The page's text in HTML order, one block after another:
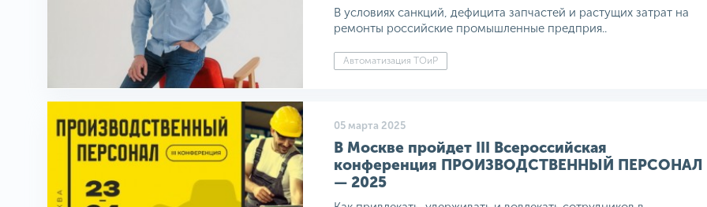
В условиях санкций, дефицита запчастей и растущих затрат на
ремонты российские промышленные предприя..
Автоматизация ТОиР
05 марта 2025
В Москве пройдет III Всероссийская
конференция ПРОИЗВОДСТВЕННЫЙ ПЕРСОНАЛ
— 2025